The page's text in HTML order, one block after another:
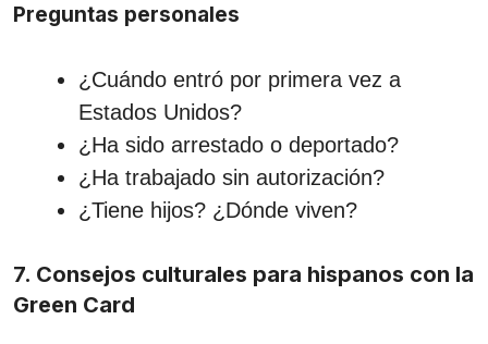
Preguntas personales
¿Cuándo entró por primera vez a
Estados Unidos?
¿Ha sido arrestado o deportado?
¿Ha trabajado sin autorización?
¿Tiene hijos? ¿Dónde viven?
7. Consejos culturales para hispanos con la
Green Card